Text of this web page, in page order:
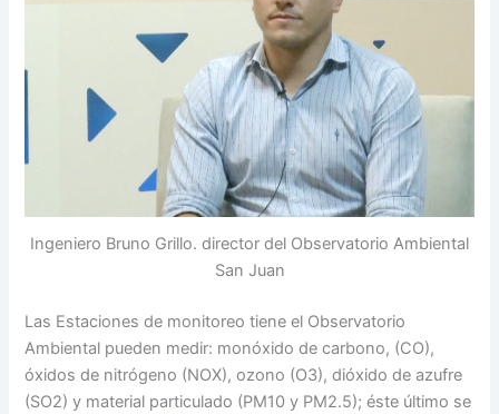
Ingeniero Bruno Grillo. director del Observatorio Ambiental
San Juan
Las Estaciones de monitoreo tiene el Observatorio
Ambiental pueden medir: monóxido de carbono, (CO),
óxidos de nitrógeno (NOX), ozono (O3), dióxido de azufre
(SO2) y material particulado (PM10 y PM2.5); éste último se